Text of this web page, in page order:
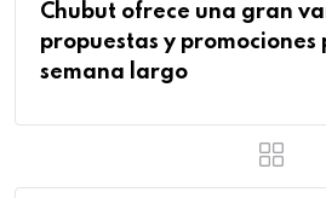
Chubut ofrece una gran
propuestas y promociones
semana largo